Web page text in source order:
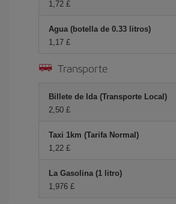
1,72 £
Agua (botella de 0.33 litros)
1,17 £
Transporte
Billete de Ida (Transporte Local)
2,50 £
Taxi 1km (Tarifa Normal)
1,22 £
La Gasolina (1 litro)
1,976 £